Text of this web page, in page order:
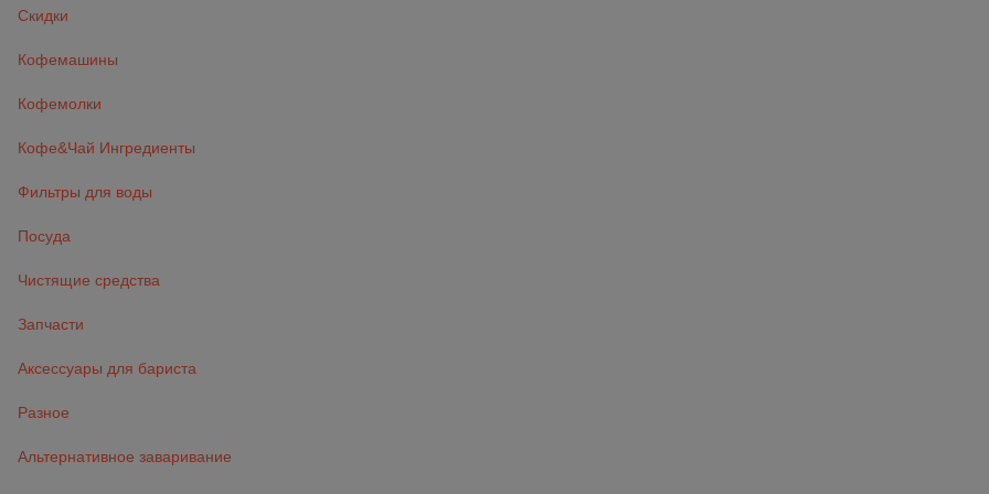
Скидки
Кофемашины
Кофемолки
Кофе&Чай Ингредиенты
Фильтры для воды
Посуда
Чистящие средства
Запчасти
Аксессуары для бариста
Разное
Альтернативное заваривание